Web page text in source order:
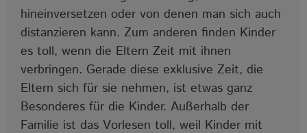
hineinversetzen oder von denen man sich auch
distanzieren kann. Zum anderen finden Kinder
es toll, wenn die Eltern Zeit mit ihnen
verbringen. Gerade diese exklusive Zeit, die
Eltern sich für sie nehmen, ist etwas ganz
Besonderes für die Kinder. Außerhalb der
Familie ist das Vorlesen toll, weil Kinder mit